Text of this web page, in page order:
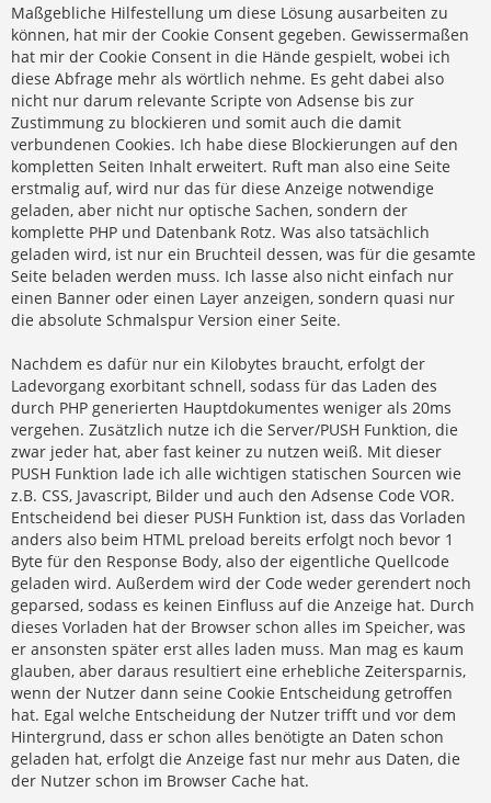
Maßgebliche Hilfestellung um diese Lösung ausarbeiten zu
können, hat mir der Cookie Consent gegeben. Gewissermaßen
hat mir der Cookie Consent in die Hände gespielt, wobei ich
diese Abfrage mehr als wörtlich nehme. Es geht dabei also
nicht nur darum relevante Scripte von Adsense bis zur
Zustimmung zu blockieren und somit auch die damit
verbundenen Cookies. Ich habe diese Blockierungen auf den
kompletten Seiten Inhalt erweitert. Ruft man also eine Seite
erstmalig auf, wird nur das für diese Anzeige notwendige
geladen, aber nicht nur optische Sachen, sondern der
komplette PHP und Datenbank Rotz. Was also tatsächlich
geladen wird, ist nur ein Bruchteil dessen, was für die gesamte
Seite beladen werden muss. Ich lasse also nicht einfach nur
einen Banner oder einen Layer anzeigen, sondern quasi nur
die absolute Schmalspur Version einer Seite.
Nachdem es dafür nur ein Kilobytes braucht, erfolgt der
Ladevorgang exorbitant schnell, sodass für das Laden des
durch PHP generierten Hauptdokumentes weniger als 20ms
vergehen. Zusätzlich nutze ich die Server/PUSH Funktion, die
zwar jeder hat, aber fast keiner zu nutzen weiß. Mit dieser
PUSH Funktion lade ich alle wichtigen statischen Sourcen wie
z.B. CSS, Javascript, Bilder und auch den Adsense Code VOR.
Entscheidend bei dieser PUSH Funktion ist, dass das Vorladen
anders also beim HTML preload bereits erfolgt noch bevor 1
Byte für den Response Body, also der eigentliche Quellcode
geladen wird. Außerdem wird der Code weder gerendert noch
geparsed, sodass es keinen Einfluss auf die Anzeige hat. Durch
dieses Vorladen hat der Browser schon alles im Speicher, was
er ansonsten später erst alles laden muss. Man mag es kaum
glauben, aber daraus resultiert eine erhebliche Zeitersparnis,
wenn der Nutzer dann seine Cookie Entscheidung getroffen
hat. Egal welche Entscheidung der Nutzer trifft und vor dem
Hintergrund, dass er schon alles benötigte an Daten schon
geladen hat, erfolgt die Anzeige fast nur mehr aus Daten, die
der Nutzer schon im Browser Cache hat.